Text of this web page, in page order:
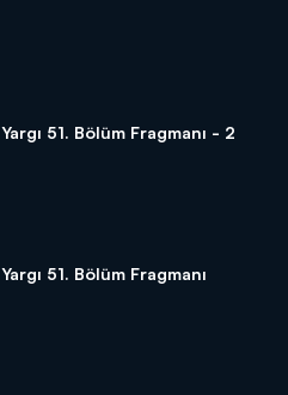
Yargı 51. Bölüm Fragmanı - 2
Yargı 51. Bölüm Fragmanı